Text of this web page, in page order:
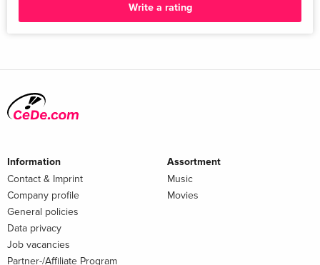
Write a rating
Information
Contact & Imprint
Company profile
General policies
Data privacy
Job vacancies
Partner-/Affiliate Program
Assortment
Music
Movies